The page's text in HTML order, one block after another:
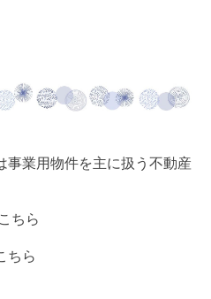
事業用物件を主に扱う不動産
ちら
ちら